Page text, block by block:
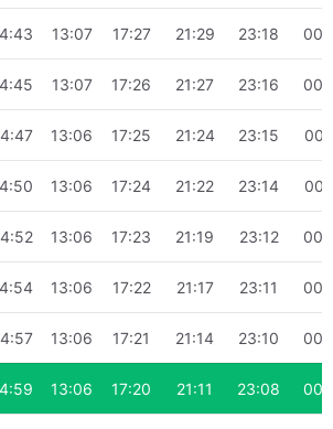
13:07 17:27 21:29 23:18
13:07 17:26 21:27 23:16
13:06 17:25 21:24 23:15
13:06 17:24 21:22 23:14
13:06 17:23 21:19 23:12
13:06 17:22 21:17 23:11
13:06 17:21 21:14 23:10
13:06 17:20 21:11 23:08